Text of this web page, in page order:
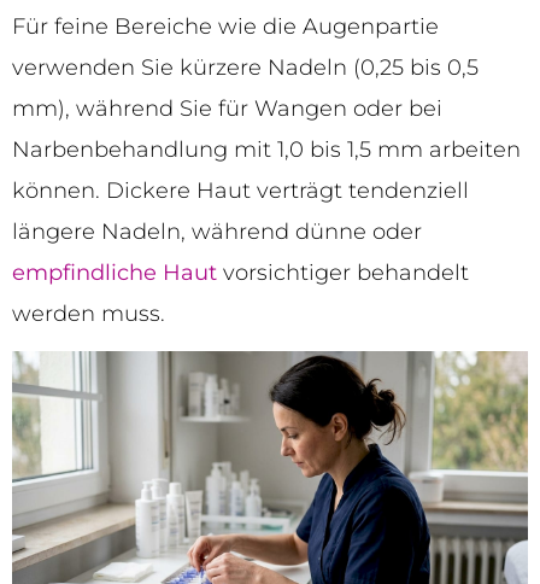
Für feine Bereiche wie die Augenpartie
verwenden Sie kürzere Nadeln (0,25 bis 0,5
mm), während Sie für Wangen oder bei
Narbenbehandlung mit 1,0 bis 1,5 mm arbeiten
können. Dickere Haut verträgt tendenziell
längere Nadeln, während dünne oder
empfindliche Haut vorsichtiger behandelt
werden muss.